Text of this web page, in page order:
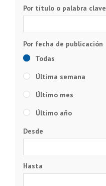
Por título o palabra clave
Todas
Última semana
Último mes
Último año
Desde
Hasta